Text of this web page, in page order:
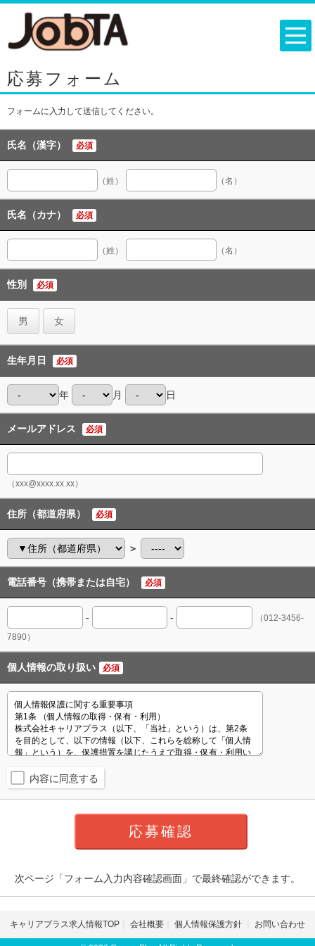
応募フォーム
フォームに入力して送信してください。
氏名（漢字） 必須
（姓） （名）
氏名（カナ） 必須
（姓） （名）
性別 必須
男 女
生年月日 必須
年 月 日
メールアドレス 必須
（xxx@xxxx.xx.xx）
住所（都道府県） 必須
＞
電話番号（携帯または自宅） 必須
- -
（012-3456-
7890）
個人情報の取り扱い 必須
内容に同意する
次ページ「フォーム入力内容確認画面」で最終確認ができます。
キャリアプラス求人情報TOP 会社概要 個人情報保護方針 お問い合わせ